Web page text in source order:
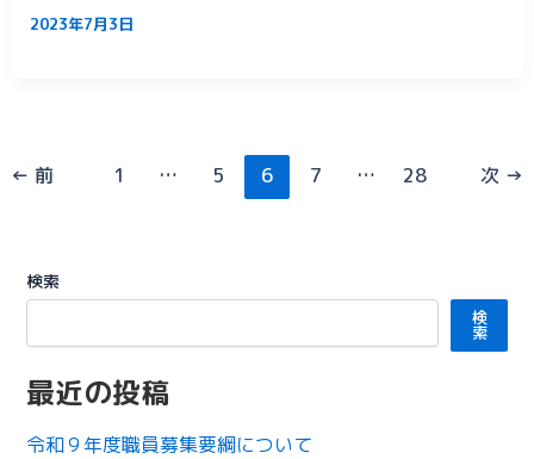
2023年7月3日
← 前 1 … 5 6 7 … 28 次 →
検索
検
索
最近の投稿
令和９年度職員募集要綱について